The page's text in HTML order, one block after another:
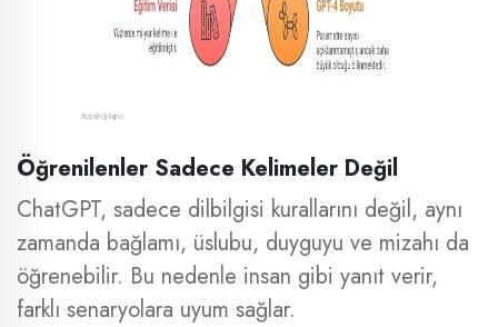
Öğrenilenler Sadece Kelimeler Değil
ChatGPT, sadece dilbilgisi kurallarını değil, aynı
zamanda bağlamı, üslubu, duyguyu ve mizahı da
öğrenebilir. Bu nedenle insan gibi yanıt verir,
farklı senaryolara uyum sağlar.